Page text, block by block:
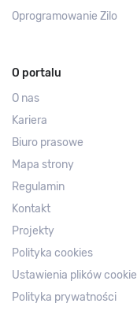
Oprogramowanie Zilo
O portalu
O nas
Kariera
Biuro prasowe
Mapa strony
Regulamin
Kontakt
Projekty
Polityka cookies
Ustawienia plików cookie
Polityka prywatności